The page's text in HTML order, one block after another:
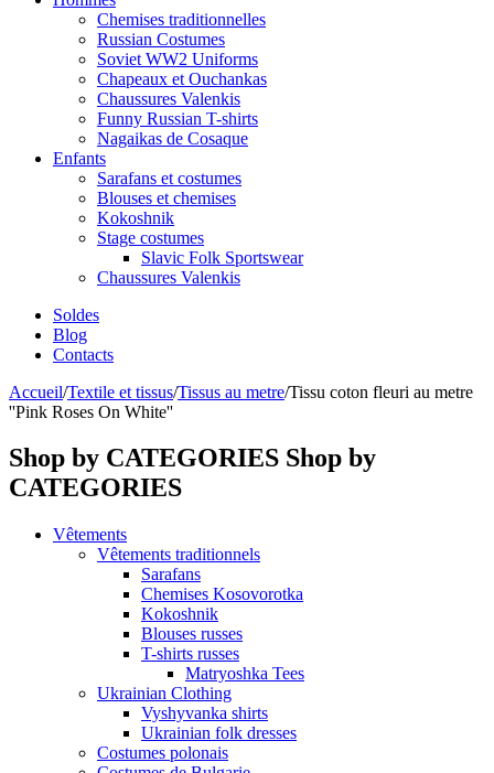
Chemises traditionnelles
Russian Costumes
Soviet WW2 Uniforms
Chapeaux et Ouchankas
Chaussures Valenkis
Funny Russian T-shirts
Nagaikas de Cosaque
Enfants
Sarafans et costumes
Blouses et chemises
Kokoshnik
Stage costumes
Slavic Folk Sportswear
Chaussures Valenkis
Soldes
Blog
Contacts
Accueil/Textile et tissus/Tissus au metre/Tissu coton fleuri au metre
''Pink Roses On White''
Shop by CATEGORIES Shop by
CATEGORIES
Vêtements
Vêtements traditionnels
Sarafans
Chemises Kosovorotka
Kokoshnik
Blouses russes
T-shirts russes
Matryoshka Tees
Ukrainian Clothing
Vyshyvanka shirts
Ukrainian folk dresses
Costumes polonais